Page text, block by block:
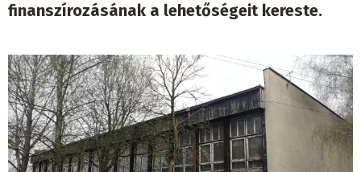
finanszírozásának a lehetőségeit kereste.